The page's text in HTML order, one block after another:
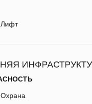
Лифт
Охрана